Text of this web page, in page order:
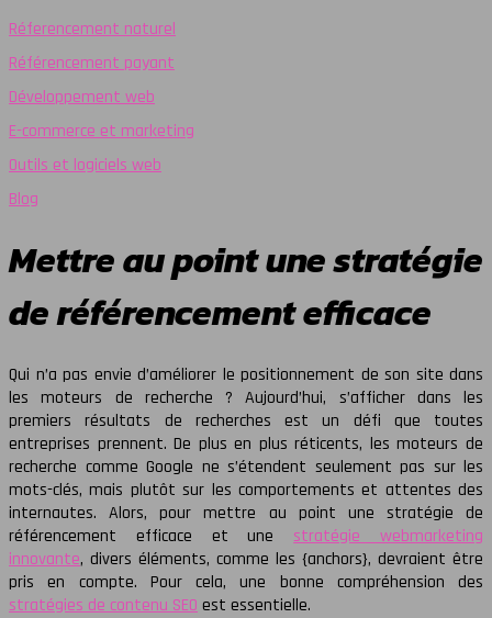
Réferencement naturel
Référencement payant
Développement web
E-commerce et marketing
Outils et logiciels web
Blog
Mettre au point une stratégie
de référencement efficace
Qui n’a pas envie d’améliorer le positionnement de son site dans
les moteurs de recherche ? Aujourd’hui, s’afficher dans les
premiers résultats de recherches est un défi que toutes
entreprises prennent. De plus en plus réticents, les moteurs de
recherche comme Google ne s’étendent seulement pas sur les
mots-clés, mais plutôt sur les comportements et attentes des
internautes. Alors, pour mettre au point une stratégie de
référencement efficace et unestratégie webmarketing
innovante, divers éléments, comme les {anchors}, devraient être
pris en compte. Pour cela, une bonne compréhension des
stratégies de contenu SEO est essentielle.